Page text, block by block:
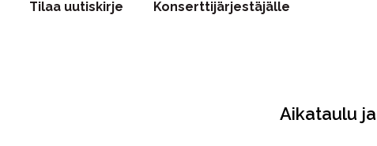
Tilaa uutiskirje Konserttijärjestäjälle
Aikataulu